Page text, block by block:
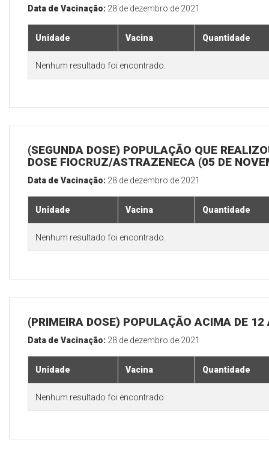
Data de Vacinação: 28 de dezembro de 2021
Unidade Vacina Quantidade
Nenhum resultado foi encontrado.
(SEGUNDA DOSE) POPULAÇÃO QUE
DOSE FIOCRUZ/ASTRAZENECA (05 DE
Data de Vacinação: 28 de dezembro de 2021
Unidade Vacina Quantidade
Nenhum resultado foi encontrado.
(PRIMEIRA DOSE) POPULAÇÃO ACIMA DE 12
Data de Vacinação: 28 de dezembro de 2021
Unidade Vacina Quantidade
Nenhum resultado foi encontrado.